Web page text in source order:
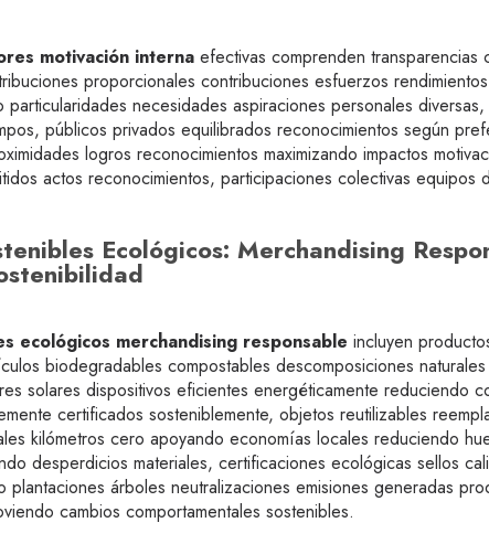
motivación interna efectivas comprenden
proporcionales contribuciones esfuerzos
necesidades aspiraciones personales
públicos privados equilibrados reconocimientos según
logros reconocimientos maximizando impactos
actos reconocimientos, participaciones colectivas
Ecológicos: Merchandising
ecológicos merchandising responsable incluyen
biodegradables compostables descomposiciones
solares dispositivos eficientes energéticamente reduciendo
certificados sosteniblemente, objetos reutilizables
kilómetros cero apoyando economías locales reduciendo
desperdicios materiales, certificaciones ecológicas sellos
árboles neutralizaciones emisiones generadas
cambios comportamentales sostenibles.